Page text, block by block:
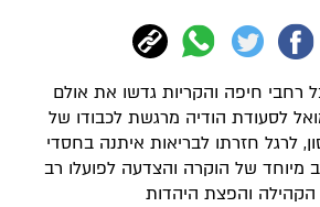
חיפה והקריות גדשו את אולם
לסעודת הודיה מרגשת לכבודו של
לרגל חזרתו לבריאות איתנה בחסדי
מיוחד של הוקרה והצדעה לפועלו רב
הקהילה והפצת היהדות